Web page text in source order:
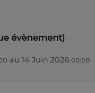
évènement)
au 14 Juin 2026 00:00